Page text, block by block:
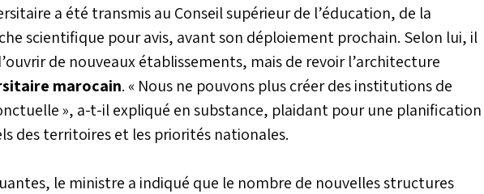
a été transmis au Conseil supérieur de l’éducation, de la
scientifique pour avis, avant son déploiement prochain. Selon lui, il
de nouveaux établissements, mais de revoir l’architecture
marocain. « Nous ne pouvons plus créer des institutions de
», a-t-il expliqué en substance, plaidant pour une planification
des territoires et les priorités nationales.
le ministre a indiqué que le nombre de nouvelles structures